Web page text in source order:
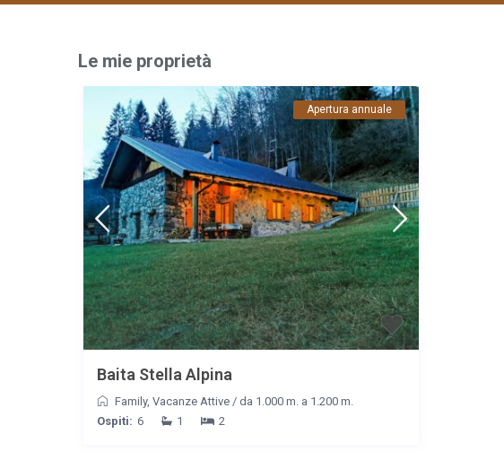
Le mie proprietà
Apertura annuale
Baita Stella Alpina
Family, Vacanze Attive/ da 1.000 m. a 1.200 m.
Ospiti: 6 1 2